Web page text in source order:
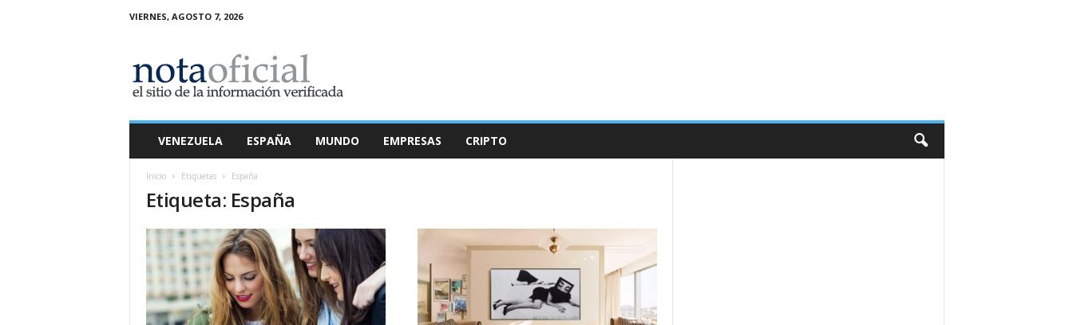
VIERNES, AGOSTO 7, 2026
a
O
VENEZUELA ESPAÑA MUNDO EMPRESAS CRIPTO
Inicio Etiquetas España
Etiqueta: España